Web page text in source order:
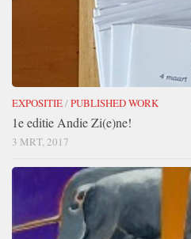
EXPOSITIE/PUBLISHED WORK
1e editie Andie Zi(e)ne!
3 MRT, 2017